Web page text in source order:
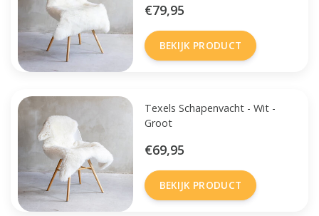
€79,95
BEKIJK PRODUCT
Texels Schapenvacht - Wit -
Groot
€69,95
BEKIJK PRODUCT